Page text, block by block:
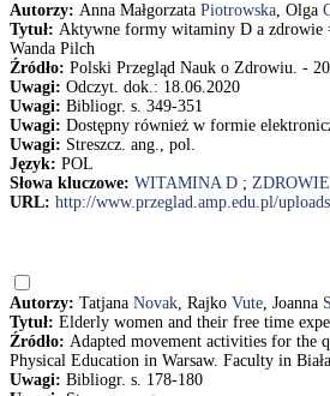
Autorzy: Anna Małgorzata Piotrowska, Olga
Tytuł: Aktywne formy witaminy D a zdrowie
Wanda Pilch
Źródło: Polski Przegląd Nauk o Zdrowiu. -
Uwagi: Odczyt. dok.: 18.06.2020
Uwagi: Bibliogr. s. 349-351
Uwagi: Dostępny również w formie
Uwagi: Streszcz. ang., pol.
Język: POL
Słowa kluczowe: WITAMINA D ; ZDROWIE
URL: http://www.przeglad.amp.edu.pl/
Autorzy: Tatjana Novak, Rajko Vute, Joanna
Tytuł: Elderly women and their free time
Źródło: Adapted movement activities for the
Physical Education in Warsaw. Faculty in
Uwagi: Bibliogr. s. 178-180